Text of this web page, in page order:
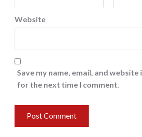
Website
Save my name, email, and
for the next time I comment.